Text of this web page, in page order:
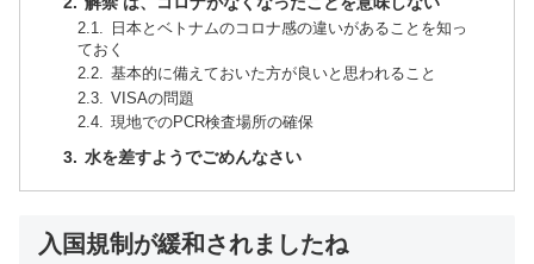
日本とベトナムのコロナ感の違いがあることを知っ
ておく
基本的に備えておいた方が良いと思われること
VISAの問題
現地でのPCR検査場所の確保
水を差すようでごめんなさい
入国規制が緩和されましたね